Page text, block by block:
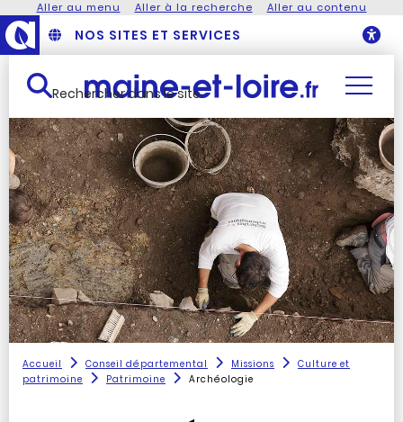
Aller au menu Aller à la recherche Aller au contenu
NOS SITES ET SERVICES
Rechercher dans le site
Accueil Conseil départemental Missions
Culture et
patrimoine
Patrimoine Archéologie